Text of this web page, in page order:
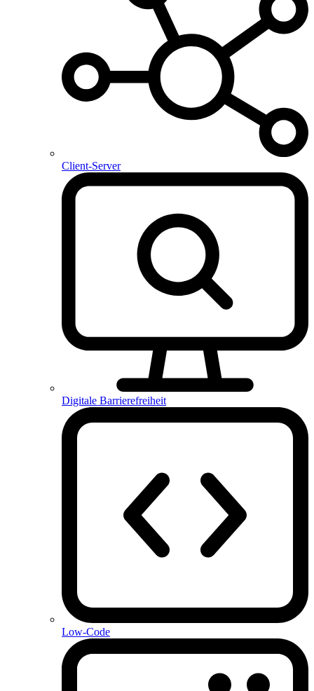
Client-Server
Digitale Barrierefreiheit
Low-Code